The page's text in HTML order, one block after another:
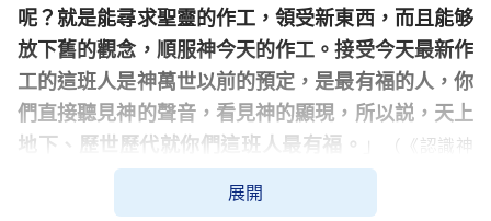
呢？就是能尋求聖靈的作工，領受新東西，而且能够
放下舊的觀念，順服神今天的作工。接受今天最新作
工的這班人是神萬世以前的預定，是最有福的人，你
們直接聽見神的聲音，看見神的顯現，所以説，天上
地下、歷世歷代就你們這班人最有福。 」
（《認識神
的最新作工跟上神的步伐》）
而有些人聽見有人見證主
回來了，不但不尋求考察接受神的新工作，甚至還能
展開